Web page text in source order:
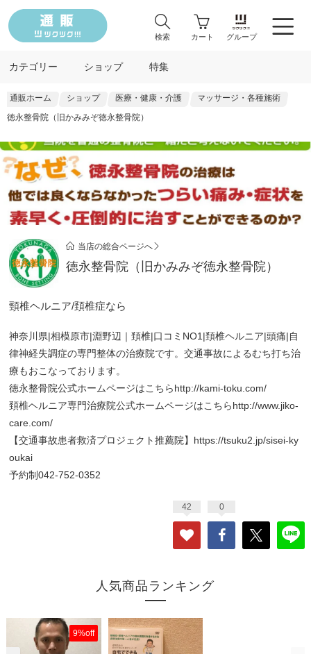
検索 カート グループ
カテゴリー ショップ 特集
通販ホーム ショップ 医療・健康・介護
マッサージ・各種施術
徳永整骨院（旧かみみぞ徳永整骨院）
当店の総合ページへ
徳永整骨院（旧かみみぞ徳永整骨院）
頸椎ヘルニア/頚椎症なら
神奈川県|相模原市|淵野辺｜頚椎|口コミNO1|頚椎ヘルニア|頭痛|自
律神経失調症の専門整体の治療院です。交通事故によるむち打ち治
療もおこなっております。
徳永整骨院公式ホームページはこちらhttp://kami-toku.com/
頚椎ヘルニア専門治療院公式ホームページはこちらhttp://www.jiko-
care.com/
【交通事故患者救済プロジェクト推薦院】 https://tsuku2.jp/sisei-ky
oukai
予約制042-752-0352
42 0
人気商品ランキング
9%off